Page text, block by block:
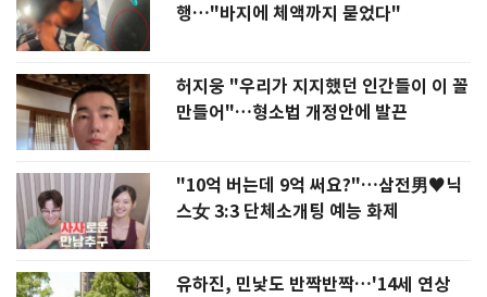
행…"바지에 체액까지 묻었다"
허지웅 "우리가 지지했던 인간들이 이 꼴
만들어"…형소법 개정안에 발끈
"10억 버는데 9억 써요?"…삼전男♥닉
스女 3:3 단체소개팅 예능 화제
유하진, 민낯도 반짝반짝…'14세 연상